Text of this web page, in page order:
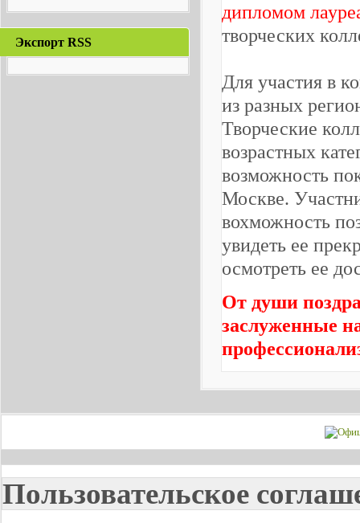
Экспорт RSS
дипломом
творческих
Для участия в
из разных
Творческие
возрастных
возможность
Москве.
вохможность
увидеть ее
осмотреть ее
От души
заслуженные
Пользовательское